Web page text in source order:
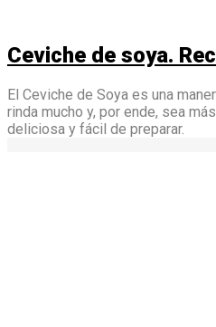
Ceviche de soya.
El Ceviche de Soya es una
rinda mucho y, por ende, sea
deliciosa y fácil de preparar.